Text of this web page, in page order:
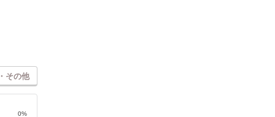
その他
0%